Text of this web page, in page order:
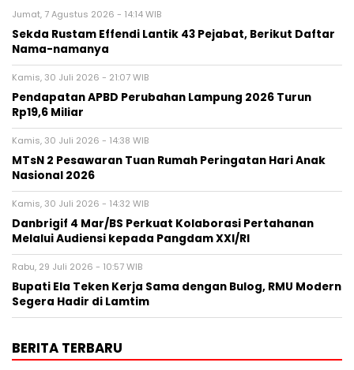
Jumat, 7 Agustus 2026 - 14:14 WIB
Sekda Rustam Effendi Lantik 43 Pejabat, Berikut Daftar
Nama-namanya
Kamis, 30 Juli 2026 - 21:07 WIB
Pendapatan APBD Perubahan Lampung 2026 Turun
Rp19,6 Miliar
Kamis, 30 Juli 2026 - 14:38 WIB
MTsN 2 Pesawaran Tuan Rumah Peringatan Hari Anak
Nasional 2026
Kamis, 30 Juli 2026 - 14:32 WIB
Danbrigif 4 Mar/BS Perkuat Kolaborasi Pertahanan
Melalui Audiensi kepada Pangdam XXI/RI
Rabu, 29 Juli 2026 - 10:57 WIB
Bupati Ela Teken Kerja Sama dengan Bulog, RMU Modern
Segera Hadir di Lamtim
BERITA TERBARU